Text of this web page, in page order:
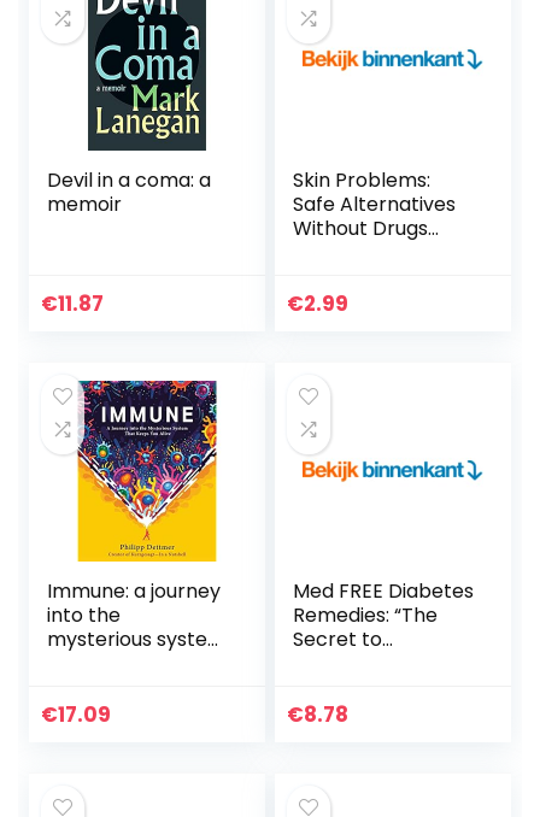
Devil in a coma: a
memoir
€11.87
Skin Problems:
Safe Alternatives
Without Drugs
€2.99
Immune: a journey
into the
mysterious system
€17.09
Med FREE Diabetes
Remedies: “The
Secret to
Symptoms, Is
€8.78